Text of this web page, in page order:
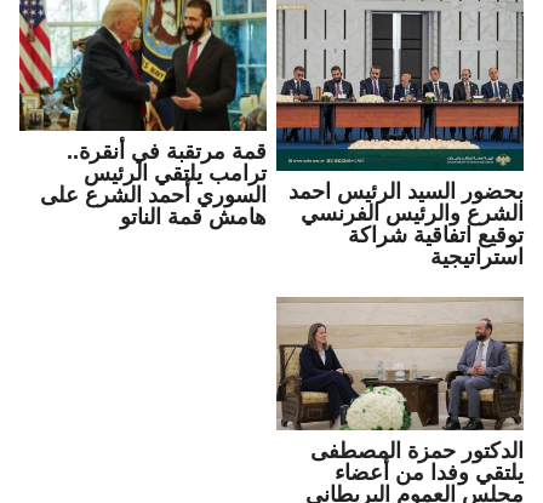
بحضور السيد الرئيس احمد
الشرع والرئيس الفرنسي
توقيع اتفاقية شراكة
استراتيجية
قمة مرتقبة في أنقرة..
ترامب يلتقي الرئيس
السوري أحمد الشرع على
هامش قمة الناتو
الدكتور حمزة المصطفى
يلتقي وفدا من أعضاء
مجلس العموم البريطاني